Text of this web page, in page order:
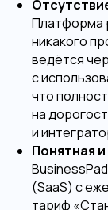
Платформа
никакого
ведётся
с
что
на
и
Понятная
(SaaS) с
тариф